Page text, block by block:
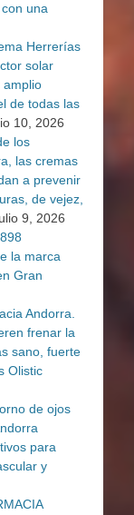
una
Herrerías
solar
amplio
de todas las
10, 2026
los
las cremas
a prevenir
de vejez,
9, 2026
la marca
Gran
Andorra.
frenar la
sano, fuerte
Olistic
de ojos
para
y